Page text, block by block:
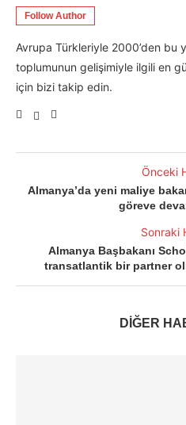
Follow Author
Avrupa Türkleriyle 2000’den bu
toplumunun gelişimiyle ilgili en
için bizi takip edin.
Önceki
Almanya’da yeni maliye
göreve
Sonraki
Almanya Başbakanı
transatlantik bir partner
DİĞER